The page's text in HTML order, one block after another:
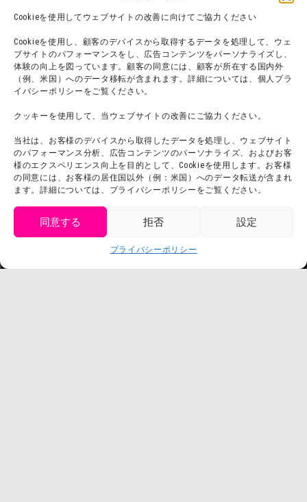
Cookieを使用してウェブサイトの改善に向けてご協力ください
Cookieを使用し、顧客のデバイスから取得するデータを処理して、ウェ
ブサイトのパフォーマンスをし、広告コンテンツをパーソナライズし、
体験の向上を図っています。顧客の同意には、顧客が所在する国内外
（例、米国）へのデータ移転が含まれます。詳細については、個人プラ
イバシーポリシーをご覧ください。
クッキーを使用して、当ウェブサイトの改善にご協力ください。
当社は、お客様のデバイスから取得したデータを処理し、ウェブサイト
のパフォーマンス分析、広告コンテンツのパーソナライズ、およびお客
様のエクスペリエンス向上を目的として、Cookieを使用します。お客様
の同意には、お客様の居住国以外（例：米国）へのデータ転送が含まれ
ます。詳細については、プライバシーポリシーをご覧ください。
同意する 拒否 設定
プライバシーポリシー
団体利用について
お問い合わせ
利用規約
プライバシーポリシー
プレスリリース
メディア掲載実績
会社概要
スタッフ募集